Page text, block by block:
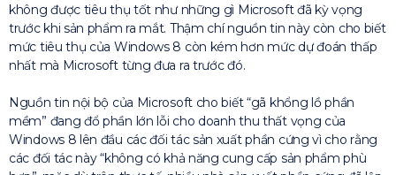
không được tiêu thụ tốt như những gì Microsoft đã kỳ vọng
trước khi sản phẩm ra mắt. Thậm chí nguồn tin này còn cho biết
mức tiêu thụ của Windows 8 còn kém hơn mức dự đoán thấp
nhất mà Microsoft từng đưa ra trước đó.
Nguồn tin nội bộ của Microsoft cho biết “gã khổng lồ phần
mềm” đang đổ phần lớn lỗi cho doanh thu thất vọng của
Windows 8 lên đầu các đối tác sản xuất phần cứng vì cho rằng
các đối tác này “không có khả năng cung cấp sản phẩm phù